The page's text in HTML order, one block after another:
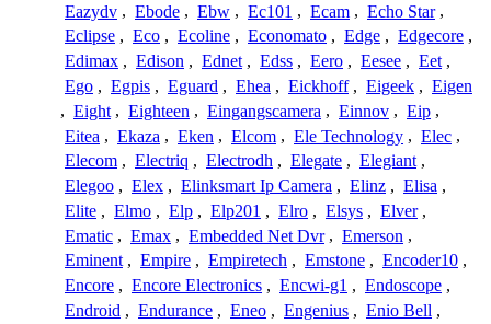
Eazydv , Ebode , Ebw , Ec101 , Ecam , Echo Star ,
Eclipse , Eco , Ecoline , Economato , Edge , Edgecore ,
Edimax , Edison , Ednet , Edss , Eero , Eesee , Eet ,
Ego , Egpis , Eguard , Ehea , Eickhoff , Eigeek , Eigen
, Eight , Eighteen , Eingangscamera , Einnov , Eip ,
Eitea , Ekaza , Eken , Elcom , Ele Technology , Elec ,
Elecom , Electriq , Electrodh , Elegate , Elegiant ,
Elegoo , Elex , Elinksmart Ip Camera , Elinz , Elisa ,
Elite , Elmo , Elp , Elp201 , Elro , Elsys , Elver ,
Ematic , Emax , Embedded Net Dvr , Emerson ,
Eminent , Empire , Empiretech , Emstone , Encoder10 ,
Encore , Encore Electronics , Encwi-g1 , Endoscope ,
Endroid , Endurance , Eneo , Engenius , Enio Bell ,